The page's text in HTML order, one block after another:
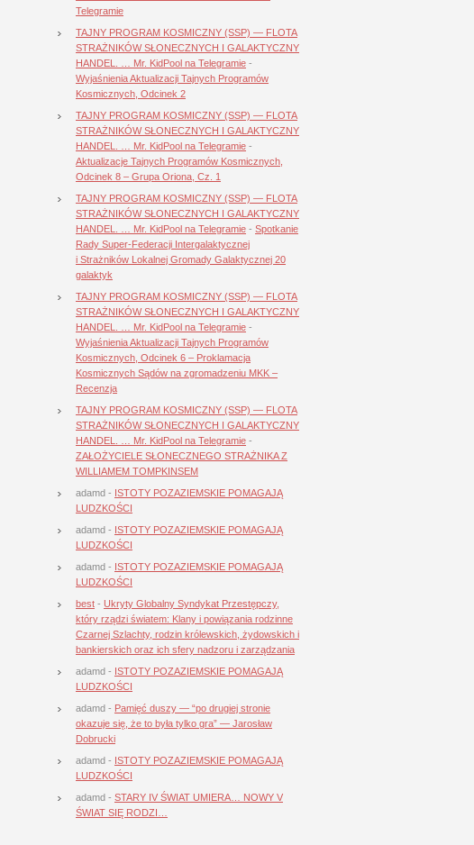
Telegramie
TAJNY PROGRAM KOSMICZNY (SSP) — FLOTA
STRAŻNIKÓW SŁONECZNYCH I GALAKTYCZNY
HANDEL. … Mr. KidPool na Telegramie -
Wyjaśnienia Aktualizacji Tajnych Programów
Kosmicznych, Odcinek 2
TAJNY PROGRAM KOSMICZNY (SSP) — FLOTA
STRAŻNIKÓW SŁONECZNYCH I GALAKTYCZNY
HANDEL. … Mr. KidPool na Telegramie -
Aktualizacje Tajnych Programów Kosmicznych,
Odcinek 8 – Grupa Oriona, Cz. 1
TAJNY PROGRAM KOSMICZNY (SSP) — FLOTA
STRAŻNIKÓW SŁONECZNYCH I GALAKTYCZNY
HANDEL. … Mr. KidPool na Telegramie - Spotkanie
Rady Super-Federacji Intergalaktycznej
i Strażników Lokalnej Gromady Galaktycznej 20
galaktyk
TAJNY PROGRAM KOSMICZNY (SSP) — FLOTA
STRAŻNIKÓW SŁONECZNYCH I GALAKTYCZNY
HANDEL. … Mr. KidPool na Telegramie -
Wyjaśnienia Aktualizacji Tajnych Programów
Kosmicznych, Odcinek 6 – Proklamacja
Kosmicznych Sądów na zgromadzeniu MKK –
Recenzja
TAJNY PROGRAM KOSMICZNY (SSP) — FLOTA
STRAŻNIKÓW SŁONECZNYCH I GALAKTYCZNY
HANDEL. … Mr. KidPool na Telegramie -
ZAŁOŻYCIELE SŁONECZNEGO STRAŻNIKA Z
WILLIAMEM TOMPKINSEM
adamd - ISTOTY POZAZIEMSKIE POMAGAJĄ
LUDZKOŚCI
adamd - ISTOTY POZAZIEMSKIE POMAGAJĄ
LUDZKOŚCI
adamd - ISTOTY POZAZIEMSKIE POMAGAJĄ
LUDZKOŚCI
best - Ukryty Globalny Syndykat Przestępczy,
który rządzi światem: Klany i powiązania rodzinne
Czarnej Szlachty, rodzin królewskich, żydowskich i
bankierskich oraz ich sfery nadzoru i zarządzania
adamd - ISTOTY POZAZIEMSKIE POMAGAJĄ
LUDZKOŚCI
adamd - Pamięć duszy — “po drugiej stronie
okazuje się, że to była tylko gra” — Jarosław
Dobrucki
adamd - ISTOTY POZAZIEMSKIE POMAGAJĄ
LUDZKOŚCI
adamd - STARY IV ŚWIAT UMIERA… NOWY V
ŚWIAT SIĘ RODZI…